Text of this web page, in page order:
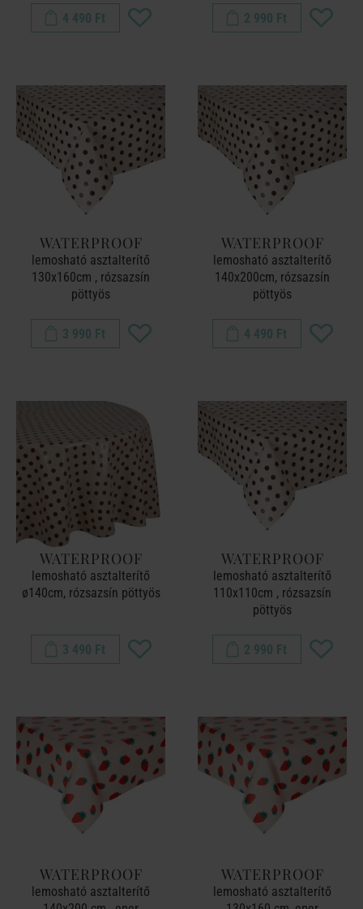
4 490 Ft 2 990 Ft
WATERPROOF
lemosható asztalterítő
130x160cm , rózsazsín
pöttyös
3 990 Ft
WATERPROOF
lemosható asztalterítő
140x200cm, rózsazsín
pöttyös
4 490 Ft
WATERPROOF
lemosható asztalterítő
ø140cm, rózsazsín pöttyös
3 490 Ft
WATERPROOF
lemosható asztalterítő
110x110cm , rózsazsín
pöttyös
2 990 Ft
WATERPROOF
lemosható asztalterítő
WATERPROOF
lemosható asztalterítő